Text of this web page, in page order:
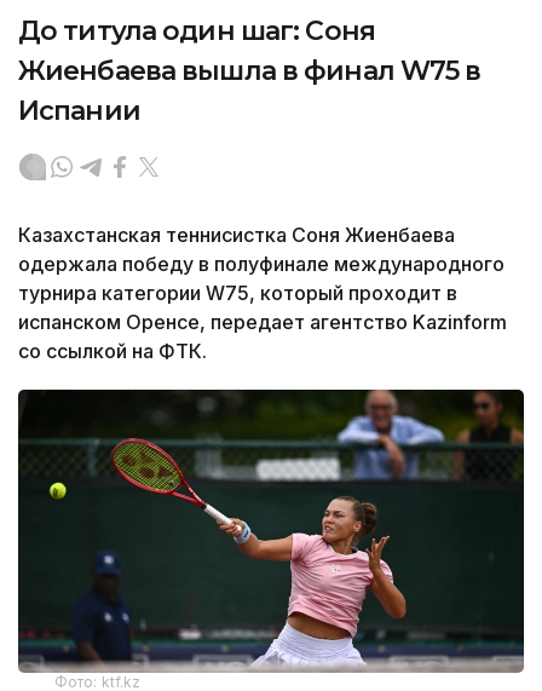
До титула один шаг: Соня
Жиенбаева вышла в финал W75 в
Испании
Казахстанская теннисистка Соня Жиенбаева
одержала победу в полуфинале международного
турнира категории W75, который проходит в
испанском Оренсе, передает агентство Kazinform
со ссылкой на ФТК.
Фото: ktf.kz